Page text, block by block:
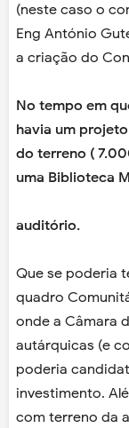
(neste caso o
Eng António
a criação do
No tempo em
havia um
do terreno (
uma Biblioteca
auditório.
Que se poderia
quadro
onde a Câmara
autárquicas (e
poderia
investimento.
com terreno da